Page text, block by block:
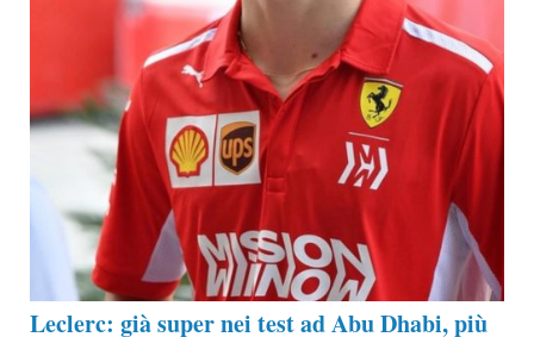
Leclerc: già super nei test ad Abu Dhabi, più